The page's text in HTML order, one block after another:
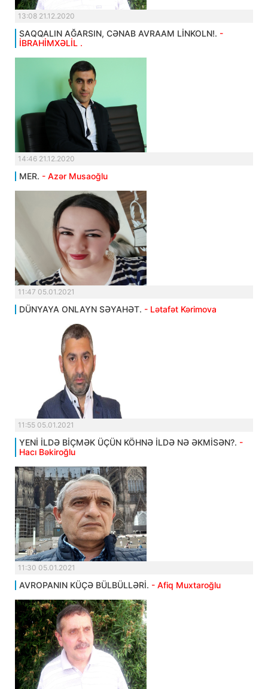
13:08 21.12.2020
SAQQALIN AĞARSIN, CƏNAB AVRAAM LİNKOLN!. -
İBRAHİMXƏLİL .
14:46 21.12.2020
MER. - Azər Musaoğlu
11:47 05.01.2021
DÜNYAYA ONLAYN SƏYAHƏT. - Lətafət Kərimova
11:55 05.01.2021
YENİ İLDƏ BİÇMƏK ÜÇÜN KÖHNƏ İLDƏ NƏ ƏKMİSƏN?. -
Hacı Bəkiroğlu
11:30 05.01.2021
AVROPANIN KÜÇƏ BÜLBÜLLƏRİ. - Afiq Muxtaroğlu